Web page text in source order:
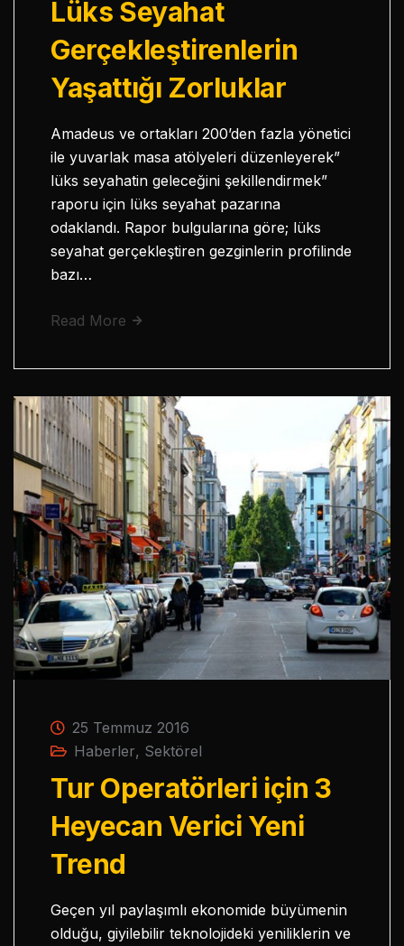
Lüks Seyahat
Gerçekleştirenlerin
Yaşattığı Zorluklar
Amadeus ve ortakları 200’den fazla yönetici
ile yuvarlak masa atölyeleri düzenleyerek”
lüks seyahatin geleceğini şekillendirmek”
raporu için lüks seyahat pazarına
odaklandı. Rapor bulgularına göre; lüks
seyahat gerçekleştiren gezginlerin profilinde
bazı…
Read More
25 Temmuz 2016
Haberler, Sektörel
Tur Operatörleri için 3
Heyecan Verici Yeni
Trend
Geçen yıl paylaşımlı ekonomide büyümenin
olduğu, giyilebilir teknolojideki yeniliklerin ve